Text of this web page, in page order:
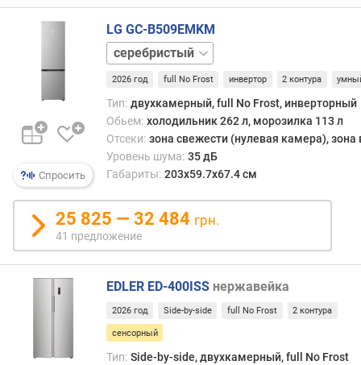
е
н
р
л
о
н
в
д
ы
Спросить
LG GC-B509EMKM
бежевый
черный
2026 год full No Frost инвертор 2 контура
Тип: двухкамерный, full No Frost, инверторный
Обьем: холодильник 262 л, морозилка 113 л
Отсеки: зона свежести (нулевая камера),
Уровень шума: 35 дБ
Габариты: 203х59.7х67.4 см
25 825 — 32 484 грн.
41 предложение
EDLER ED-400ISS нержавейка
2026 год Side-by-side full No Frost 2 контура
сенсорный
Тип: Side-by-side, двухкамерный, full No Frost